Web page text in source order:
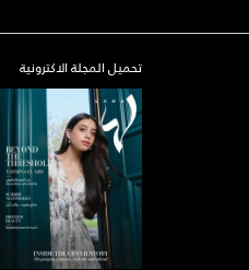
تحميل المجلة الاكترونية